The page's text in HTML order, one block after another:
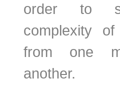
order to
complexity of
from one
another.